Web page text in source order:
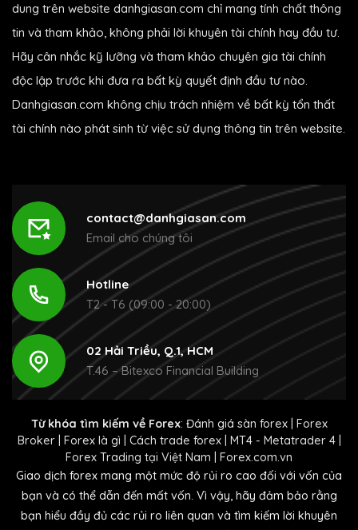
dung trên website danhgiasan.com chỉ mang tính chất thông
tin và tham khảo, không phải lời khuyên tài chính hay đầu tư.
Hãy cân nhắc kỹ lưỡng và tham khảo chuyên gia tài chính
độc lập trước khi đưa ra bất kỳ quyết định đầu tư nào.
Danhgiasan.com không chịu trách nhiệm về bất kỳ tổn thất
tài chính nào phát sinh từ việc sử dụng thông tin trên website.
contact@danhgiasan.com
Email cho chúng tôi
Hotline
T2 - T6 (09:00 - 20:00)
02 Hải Triều, Q.1, HCM
T.46 – Bitexco Financial Building
Từ khóa tìm kiếm về Forex: Đánh giá sàn forex| Forex
Broker| Forex là gì Cách trade forex| MT4 - Metatrader 4|
Forex Trading tại Việt Nam
Forex.com.vn
Giao dịch forex mang một mức độ rủi ro cao đối với vốn của
bạn và có thể dẫn đến mất vốn. Vì vậy, hãy đảm bảo rằng
bạn hiểu đầy đủ các rủi ro liên quan và tìm kiếm lời khuyên